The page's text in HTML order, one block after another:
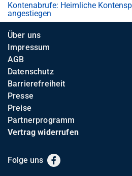
Kontenabrufe: Heimliche
angestiegen
Über uns
Impressum
AGB
Datenschutz
Barrierefreiheit
Presse
Preise
Partnerprogramm
Vertrag widerrufen
Folge uns Facebook